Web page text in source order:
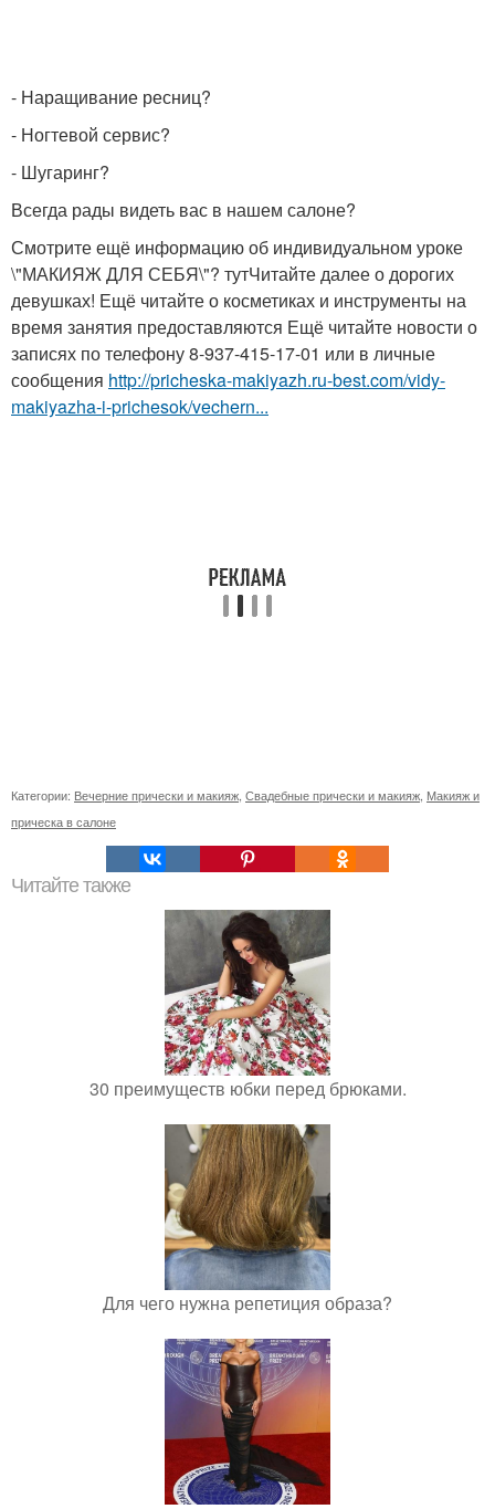
- Наращивание ресниц?
- Ногтевой сервис?
- Шугаринг?
Всегда рады видеть вас в нашем салоне?
Смотрите ещё информацию об индивидуальном уроке
\"МАКИЯЖ ДЛЯ СЕБЯ\"? тутЧитайте далее о дорогих
девушках! Ещё читайте о косметиках и инструменты на
время занятия предоставляются Ещё читайте новости о
записях по телефону 8-937-415-17-01 или в личные
сообщения http://pricheska-makiyazh.ru-best.com/vidy-
makiyazha-i-prichesok/vechern...
Категории: Вечерние прически и макияж Свадебные прически и макияж Макияж и
прическа в салоне
Читайте также
30 преимуществ юбки перед брюками.
Для чего нужна репетиция образа?